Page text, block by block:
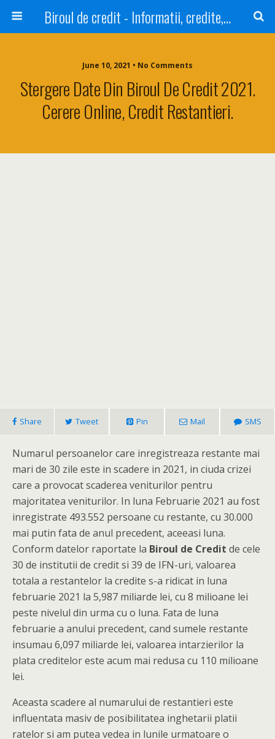
Biroul de credit - Informatii, credite, refinantare
June 10, 2021 • No Comments
Stergere Date Din Biroul De Credit 2021.
Cerere Online, Credit Restantieri.
Share Tweet Pin Mail SMS
Numarul persoanelor care inregistreaza restante mai
mari de 30 zile este in scadere in 2021, in ciuda crizei
care a provocat scaderea veniturilor pentru
majoritatea veniturilor. In luna Februarie 2021 au fost
inregistrate 493.552 persoane cu restante, cu 30.000
mai putin fata de anul precedent, aceeasi luna.
Conform datelor raportate la Biroul de Credit de cele
30 de institutii de credit si 39 de IFN-uri, valoarea
totala a restantelor la credite s-a ridicat in luna
februarie 2021 la 5,987 miliarde lei, cu 8 milioane lei
peste nivelul din urma cu o luna. Fata de luna
februarie a anului precedent, cand sumele restante
insumau 6,097 miliarde lei, valoarea intarzierilor la
plata creditelor este acum mai redusa cu 110 milioane
lei.
Aceasta scadere al numarului de restantieri este
influentata masiv de posibilitatea inghetarii platii
ratelor si am putea vedea in lunile urmatoare o